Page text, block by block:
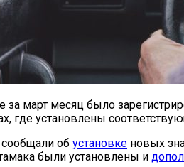
за март месяц было
где установлены
об установке новых
были установлены и